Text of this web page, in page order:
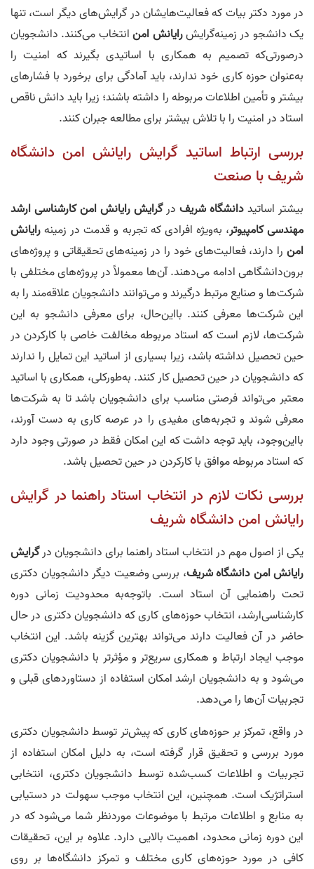
در مورد دکتر بیات که فعالیت‌هایشان در گرایش‌های دیگر است، تنها
یک دانشجو در زمینه‌گرایشرایانش امنانتخاب می‌کنند. دانشجویان
درصورتی‌که تصمیم به همکاری با اساتیدی بگیرند که امنیت را
به‌عنوان حوزه کاری خود ندارند، باید آمادگی برای برخورد با فشارهای
بیشتر و تأمین اطلاعات مربوطه را داشته باشند؛ زیرا باید دانش ناقص
استاد در امنیت را با تلاش بیشتر برای مطالعه جبران کنند.
بررسی ارتباط اساتید گرایش رایانش امن دانشگاه
شریف با صنعت
بیشتر اساتیددانشگاه شریف درگرایش رایانش امنکارشناسی‌ارشد
مهندسی کامپیوتر، به‌ویژه افرادی که تجربه و قدمت در زمینهرایانش
امن را دارند، فعالیت‌های خود را در زمینه‌های تحقیقاتی و پروژه‌های
برون‌دانشگاهی ادامه می‌دهند. آن‌ها معمولاً در پروژه‌های مختلفی با
شرکت‌ها و صنایع مرتبط درگیرند و می‌توانند دانشجویان علاقه‌مند را به
این شرکت‌ها معرفی کنند. بااین‌حال، برای معرفی دانشجو به این
شرکت‌ها، لازم است که استاد مربوطه مخالفت خاصی با کارکردن در
حین تحصیل نداشته باشد، زیرا بسیاری از اساتید این تمایل را ندارند
که دانشجویان در حین تحصیل کار کنند. به‌طورکلی، همکاری با اساتید
معتبر می‌تواند فرصتی مناسب برای دانشجویان باشد تا به شرکت‌ها
معرفی شوند و تجربه‌های مفیدی را در عرصه کاری به دست آورند،
بااین‌وجود، باید توجه داشت که این امکان فقط در صورتی وجود دارد
که استاد مربوطه موافق با کارکردن در حین تحصیل باشد.
بررسی نکات لازم در انتخاب استاد راهنما در گرایش
رایانش امن دانشگاه شریف
یکی از اصول مهم در انتخاب استاد راهنما برای دانشجویان درگرایش
رایانش امن دانشگاه شریف، بررسی وضعیت دیگر دانشجویان دکتری
تحت راهنمایی آن استاد است. باتوجه‌به محدودیت زمانی دوره
کارشناسی‌ارشد، انتخاب حوزه‌های کاری که دانشجویان دکتری در حال
حاضر در آن فعالیت دارند می‌تواند بهترین گزینه باشد. این انتخاب
موجب ایجاد ارتباط و همکاری سریع‌تر و مؤثرتر با دانشجویان دکتری
می‌شود و به دانشجویان ارشد امکان استفاده از دستاوردهای قبلی و
تجربیات آن‌ها را می‌دهد.
در واقع، تمرکز بر حوزه‌های کاری که پیش‌تر توسط دانشجویان دکتری
مورد بررسی و تحقیق قرار گرفته‌ است، به دلیل امکان استفاده از
تجربیات و اطلاعات کسب‌شده توسط دانشجویان دکتری، انتخابی
استراتژیک است. همچنین، این انتخاب موجب سهولت در دستیابی
به منابع و اطلاعات مرتبط با موضوعات موردنظر شما می‌شود که در
این دوره زمانی محدود، اهمیت بالایی دارد. علاوه بر این، تحقیقات
کافی در مورد حوزه‌های کاری مختلف و تمرکز دانشگاه‌ها بر روی